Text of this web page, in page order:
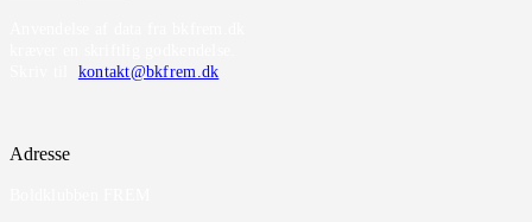
kontakt@bkfrem.dk
Adresse